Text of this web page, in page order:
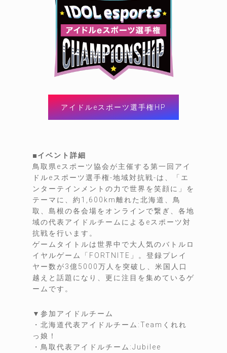
アイドルeスポーツ選手権HP
■イベント詳細
鳥取県eスポーツ協会が主催する第一回アイ
ドルeスポーツ選手権-地域対抗戦-は、「エ
ンターテインメントの力で世界を笑顔に」を
テーマに、約1,600km離れた北海道、鳥
取、島根の各会場をオンラインで繋ぎ、各地
域の代表アイドルチームによるeスポーツ対
抗戦を行います。
ゲームタイトルは世界中で大人気のバトルロ
イヤルゲーム「FORTNITE」。登録プレイ
ヤー数が3億5000万人を突破し、米国人口
越えと話題になり、更に注目を集めているゲ
ームです。
▼参加アイドルチーム
・北海道代表アイドルチーム:Teamくれれ
っ娘！
・鳥取代表アイドルチーム:Jubilee